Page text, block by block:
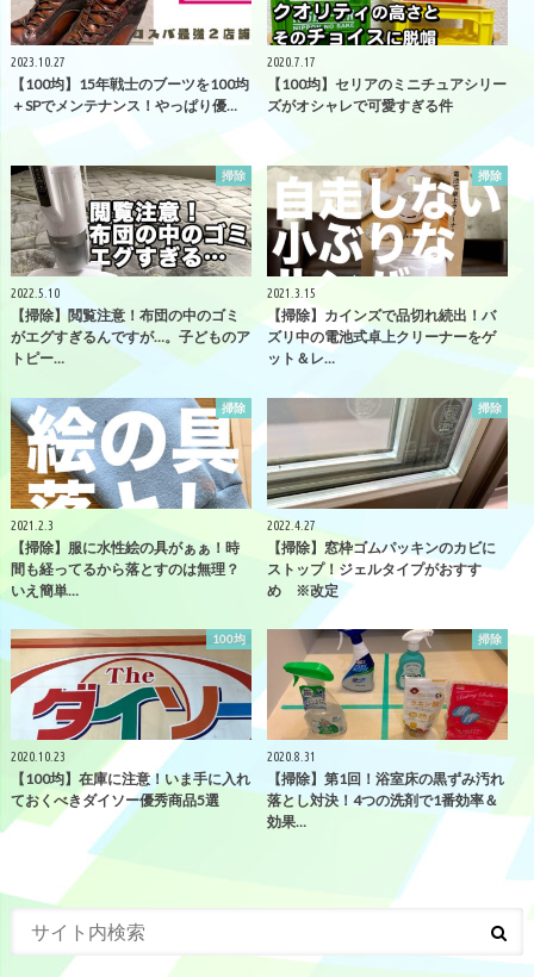
2023.10.27
【100均】15年戦士のブーツを100均
＋SPでメンテナンス！やっぱり優…
2020.7.17
【100均】セリアのミニチュアシリー
ズがオシャレで可愛すぎる件
掃除
2022.5.10
【掃除】閲覧注意！布団の中のゴミ
がエグすぎるんですが…。子どものア
トピー…
掃除
2021.3.15
【掃除】カインズで品切れ続出！バ
ズリ中の電池式卓上クリーナーをゲ
ット＆レ…
掃除
2021.2.3
【掃除】服に水性絵の具がぁぁ！時
間も経ってるから落とすのは無理？
いえ簡単…
掃除
2022.4.27
【掃除】窓枠ゴムパッキンのカビに
ストップ！ジェルタイプがおすす
め ※改定
100均
2020.10.23
【100均】在庫に注意！いま手に入れ
ておくべきダイソー優秀商品5選
掃除
2020.8.31
【掃除】第1回！浴室床の黒ずみ汚れ
落とし対決！4つの洗剤で1番効率＆
効果…